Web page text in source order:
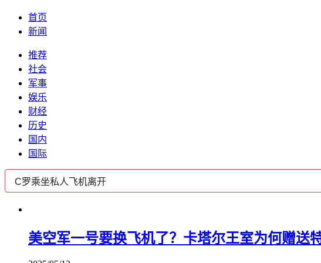
首页
新闻
推荐
社会
军事
娱乐
财经
历史
国内
国际
美空军一号要换飞机了？卡塔尔王室为何赠送